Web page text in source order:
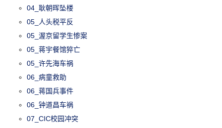
04_耿朝晖坠楼
05_人头税平反
05_渥京留学生惨案
05_蒋宇餐馆猝亡
05_许先海车祸
06_病童救助
06_蒋国兵事件
06_钟道昌车祸
07_CIC校园冲突